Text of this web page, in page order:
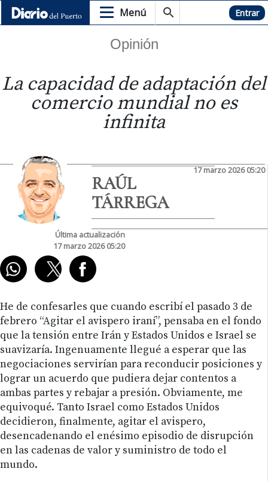
Menú Hemeroteca Entrar
Opinión
La capacidad de adaptación del
comercio mundial no es
infinita
17 marzo 2026 05:20
RAÚL
TÁRREGA
Última actualización
17 marzo 2026 05:20
He de confesarles que cuando escribí el pasado 3 de
febrero “Agitar el avispero iraní”, pensaba en el fondo
que la tensión entre Irán y Estados Unidos e Israel se
suavizaría. Ingenuamente llegué a esperar que las
negociaciones servirían para reconducir posiciones y
lograr un acuerdo que pudiera dejar contentos a
ambas partes y rebajar a presión. Obviamente, me
equivoqué. Tanto Israel como Estados Unidos
decidieron, finalmente, agitar el avispero,
desencadenando el enésimo episodio de disrupción
en las cadenas de valor y suministro de todo el
mundo.